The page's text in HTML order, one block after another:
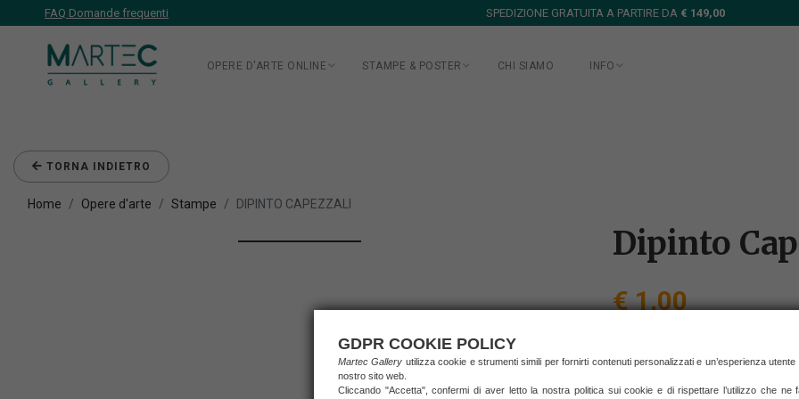
FAQ Domande frequenti SPEDIZIONE GRATUITA A PARTIRE DA € 149,00
OPERE D'ARTE ONLINE STAMPE & POSTER CHI SIAMO INFO
TORNA INDIETRO
Home Opere d'arte Stampe DIPINTO CAPEZZALI
Dipinto
€ 1,00
RICHIEDI
GDPR COOKIE POLICY
Martec Gallery utilizza cookie e strumenti simili per fornirti contenuti personalizzati e un’esperienza utente
nostro sito web.
Cliccando "Accetta", confermi di aver letto la nostra politica sui cookie e di rispettare l’utilizzo che ne